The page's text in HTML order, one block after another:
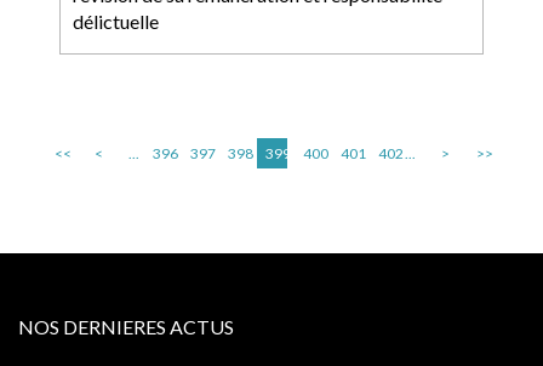
délictuelle
<< < ... 396 397 398 399 400 401 402... > >>
NOS DERNIERES ACTUS